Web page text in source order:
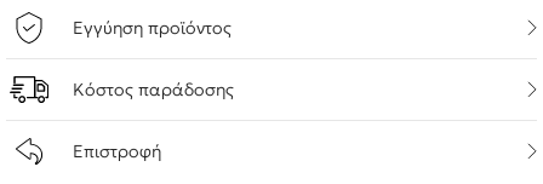
Εγγύηση προϊόντος
Κόστος παράδοσης
Επιστροφή